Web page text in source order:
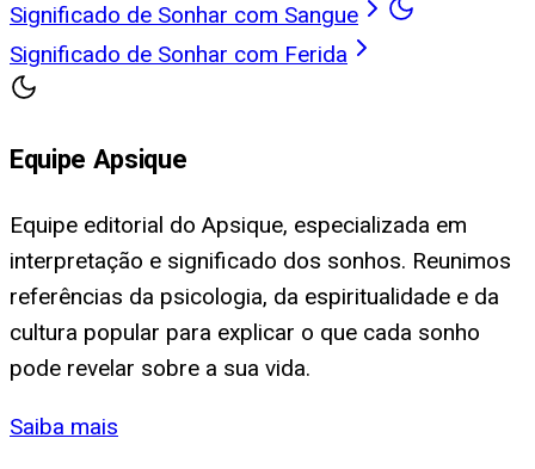
Significado de Sonhar com Sangue
Significado de Sonhar com Ferida
Equipe Apsique
Equipe editorial do Apsique, especializada em
interpretação e significado dos sonhos. Reunimos
referências da psicologia, da espiritualidade e da
cultura popular para explicar o que cada sonho
pode revelar sobre a sua vida.
Saiba mais